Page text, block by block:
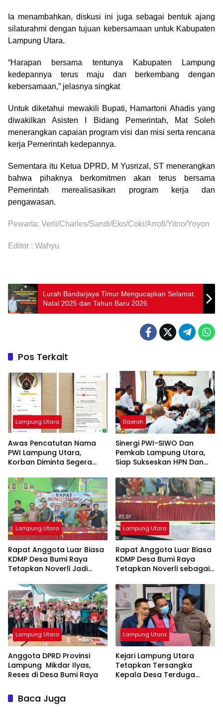
Ia menambahkan, diskusi ini juga sebagai bentuk ajang
silaturahmi dengan tujuan kebersamaan untuk Kabupaten
Lampung Utara.
“Harapan bersama tentunya Kabupaten Lampung
kedepannya terus maju dan berkembang dengan
kebersamaan,” jelasnya singkat
Untuk diketahui mewakili Bupati, Hamartoni Ahadis yang
diwakilkan Asisten I Bidang Pemerintah, Mat Soleh
menerangkan capaian program visi dan misi serta rencana
kerja Pemerintah kedepannya.
Sementara itu Ketua DPRD, M Yusrizal, ST menerangkan
bahwa pihaknya berkomitmen akan terus bersama
Pemerintah merealisasikan program kerja dan
pengawasan.
Pewarta: Verli/Charles/Sandi/Eko/Coki/Arrofi/Yitno/Yoyon
Editor : Wahyu
Lurah Bandarjaya Timur Mengucapkan Selamat
Natal 2025 dan Tahun Baru 2026
Pos Terkait
Lampung Utara
Awas Pencatutan Nama
PWI Lampung Utara,
Korban Diminta Segera
Daerah
Sinergi PWI-SIWO Dan
Pemkab Lampung Utara,
Siap Sukseskan HPN Dan
Lampung
Lampung Utara
Rapat Anggota Luar Biasa
KDMP Desa Bumi Raya
Tetapkan Noverli Jadi
Lampung Utara
Rapat Anggota Luar Biasa
KDMP Desa Bumi Raya
Tetapkan Noverli sebagai
Lampung Utara
Anggota DPRD Provinsi
Lampung Mikdar Ilyas,
Reses di Desa Bumi Raya
Lampung Utara
‎Kejari Lampung Utara
Tetapkan Tersangka
Kepala Desa Terduga
Baca Juga